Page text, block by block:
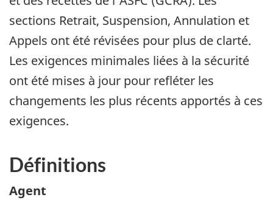
sections Retrait, Suspension, Annulation et
Appels ont été révisées pour plus de clarté.
Les exigences minimales liées à la sécurité
ont été mises à jour pour refléter les
changements les plus récents apportés à ces
exigences.
Définitions
Agent